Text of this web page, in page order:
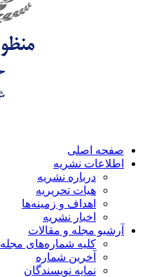
صفحه اصلی
اطلاعات نشریه
درباره نشریه
هیات تحریریه
اهداف و زمینه‌ها
اخبار نشریه
آرشیو مجله و مقالات
کلیه شماره‌های مجله
آخرین شماره
نمایه نویسندگان